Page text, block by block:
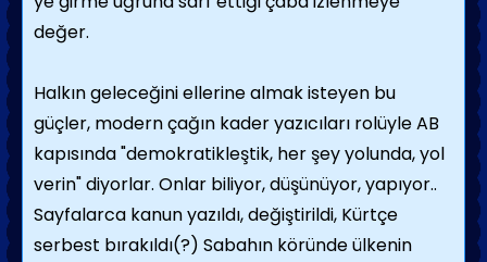
değer.
Halkın geleceğini ellerine almak isteyen bu
güçler, modern çağın kader yazıcıları rolüyle AB
kapısında "demokratikleştik, her şey yolunda, yol
verin" diyorlar. Onlar biliyor, düşünüyor, yapıyor..
Sayfalarca kanun yazıldı, değiştirildi, Kürtçe
serbest bırakıldı(?) Sabahın köründe ülkenin